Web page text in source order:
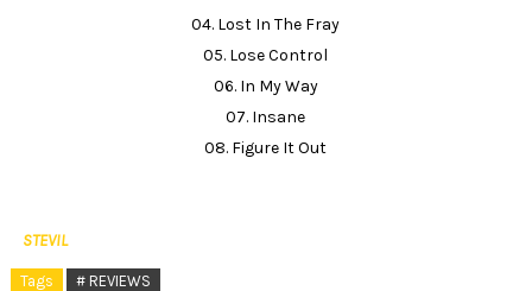
04. Lost In The Fray
05. Lose Control
06. In My Way
07. Insane
08. Figure It Out
STEVIL
Tags # REVIEWS